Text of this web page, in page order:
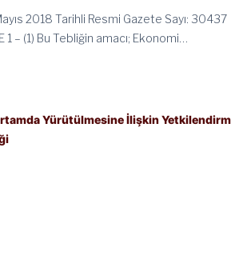
2018 Tarihli Resmi Gazete Sayı: 30437
1 – (1) Bu Tebliğin amacı; Ekonomi…
Yürütülmesine İlişkin